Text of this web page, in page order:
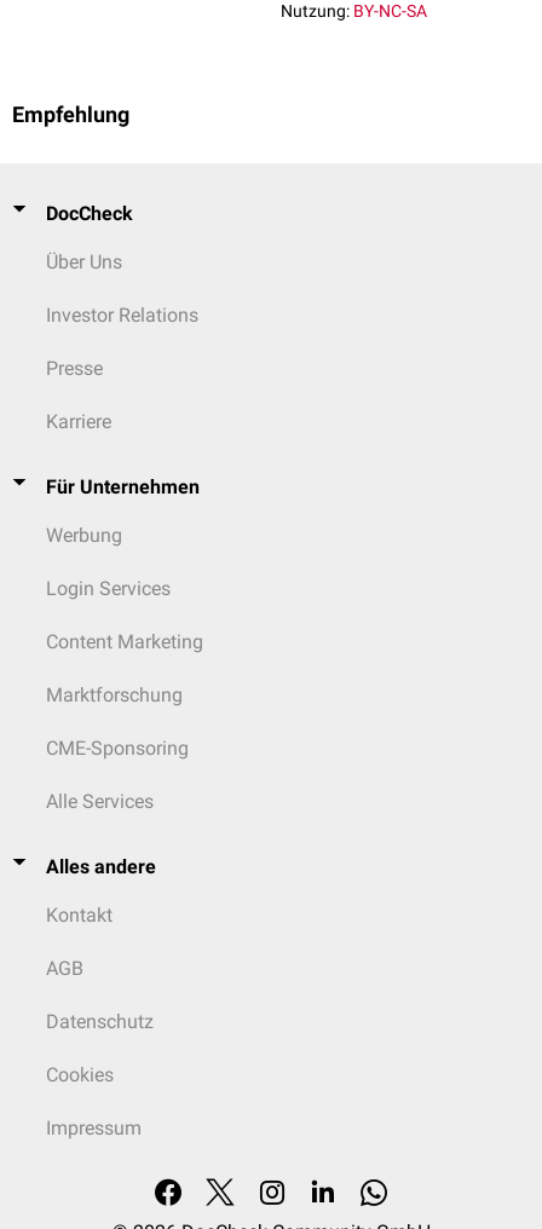
Nutzung: BY-NC-SA
Empfehlung
DocCheck
Über Uns
Investor Relations
Presse
Karriere
Für Unternehmen
Werbung
Login Services
Content Marketing
Marktforschung
CME-Sponsoring
Alle Services
Alles andere
Kontakt
AGB
Datenschutz
Cookies
Impressum